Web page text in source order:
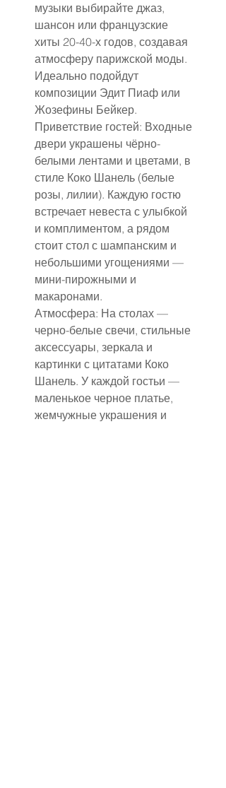
музыки выбирайте джаз,
шансон или французские
хиты 20-40-х годов, создавая
атмосферу парижской моды.
Идеально подойдут
композиции Эдит Пиаф или
Жозефины Бейкер.
Приветствие гостей: Входные
двери украшены чёрно-
белыми лентами и цветами, в
стиле Коко Шанель (белые
розы, лилии). Каждую гостю
встречает невеста с улыбкой
и комплиментом, а рядом
стоит стол с шампанским и
небольшими угощениями —
мини-пирожными и
макаронами.
Атмосфера: На столах —
черно-белые свечи, стильные
аксессуары, зеркала и
картинки с цитатами Коко
Шанель. У каждой гостьи —
маленькое черное платье,
жемчужные украшения и